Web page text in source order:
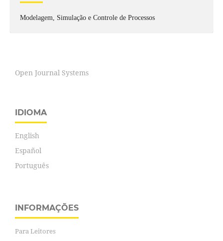
Modelagem, Simulação e Controle de Processos
Open Journal Systems
IDIOMA
English
Español
Português
INFORMAÇÕES
Para Leitores